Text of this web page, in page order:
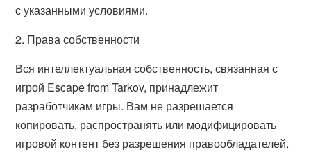
с указанными условиями.
2. Права собственности
Вся интеллектуальная собственность, связанная с
игрой Escape from Tarkov, принадлежит
разработчикам игры. Вам не разрешается
копировать, распространять или модифицировать
игровой контент без разрешения правообладателей.